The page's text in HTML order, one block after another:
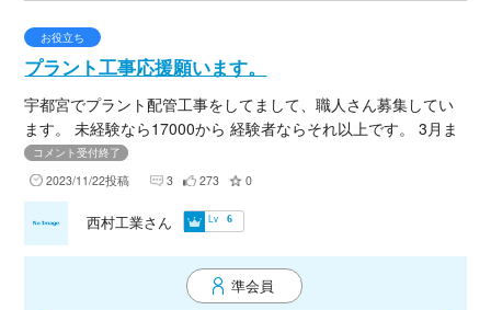
お役立ち
プラント工事応援願います。
宇都宮でプラント配管工事をしてまして、職人さん募集してい
ます。 未経験なら17000から 経験者ならそれ以上です。 3月ま
であります。 1から3名募集中です。
コメント受付終了
2023/11/22投稿 3 273 0
準会員
西村工業さん Lv 6